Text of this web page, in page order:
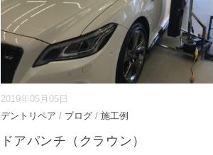
2019年05月05日
デントリペア / ブログ/ 施工例
ドアパンチ（クラウン）